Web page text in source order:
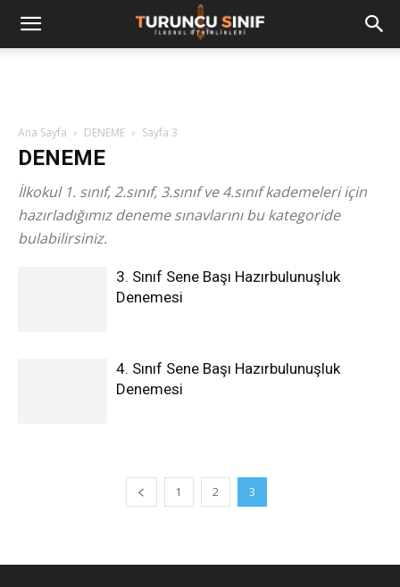
Ana Sayfa DENEME Sayfa 3
DENEME
İlkokul 1. sınıf, 2.sınıf, 3.sınıf ve 4.sınıf kademeleri için
hazırladığımız deneme sınavlarını bu kategoride
bulabilirsiniz.
3. Sınıf Sene Başı Hazırbulunuşluk
Denemesi
4. Sınıf Sene Başı Hazırbulunuşluk
Denemesi
1 2 3